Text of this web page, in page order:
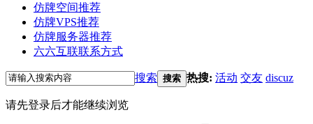
仿牌空间推荐
仿牌VPS推荐
仿牌服务器推荐
六六互联联系方式
搜索 搜索 热搜: 活动 交友 discuz
请先登录后才能继续浏览